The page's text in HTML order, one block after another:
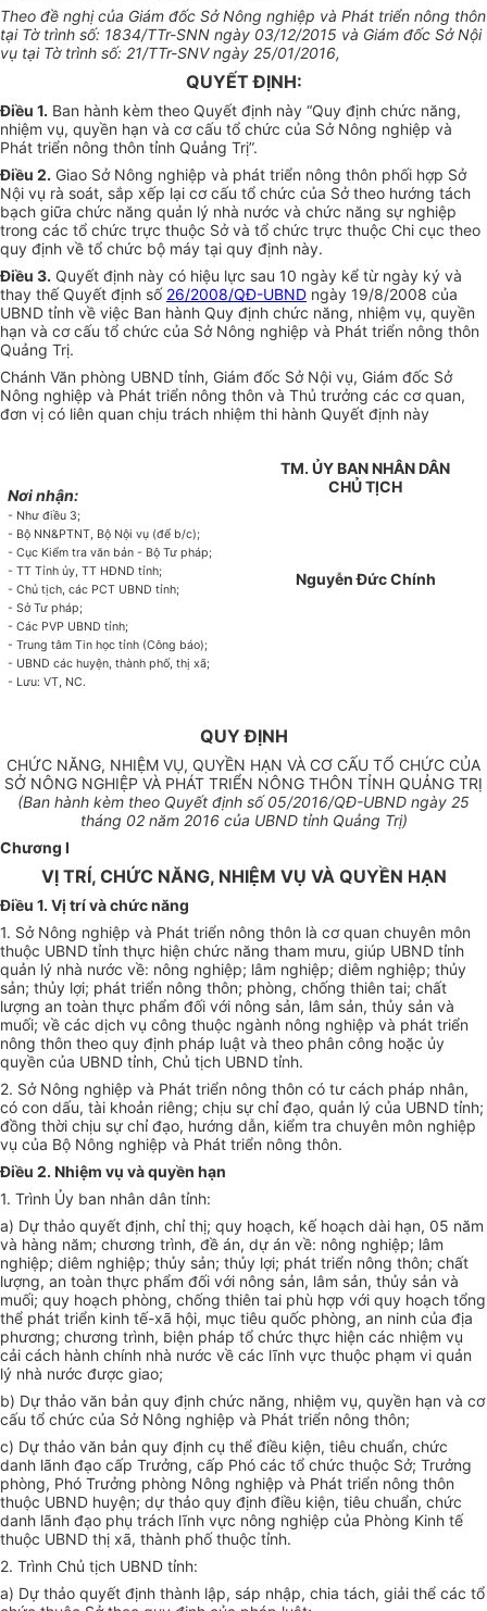
Theo đề nghị của Giám đốc Sở Nông nghiệp và Phát triển nông thôn
tại Tờ trình số: 1834/TTr-SNN ngày 03/12/2015 và Giám đốc Sở Nội
vụ tại Tờ trình số: 21/TTr-SNV ngày 25/01/2016,
QUYẾT ĐỊNH:
Điều 1. Ban hành kèm theo Quyết định này “Quy định chức năng,
nhiệm vụ, quyền hạn và cơ cấu tổ chức của Sở Nông nghiệp và
Phát triển nông thôn tỉnh Quảng Trị”.
Điều 2. Giao Sở Nông nghiệp và phát triển nông thôn phối hợp Sở
Nội vụ rà soát, sắp xếp lại cơ cấu tổ chức của Sở theo hướng tách
bạch giữa chức năng quản lý nhà nước và chức năng sự nghiệp
trong các tổ chức trực thuộc Sở và tổ chức trực thuộc Chi cục theo
quy định về tổ chức bộ máy tại quy định này.
Điều 3. Quyết định này có hiệu lực sau 10 ngày kể từ ngày ký và
thay thế Quyết định số 26/2008/QĐ-UBND ngày 19/8/2008 của
UBND tỉnh về việc Ban hành Quy định chức năng, nhiệm vụ, quyền
hạn và cơ cấu tổ chức của Sở Nông nghiệp và Phát triển nông thôn
Quảng Trị.
Chánh Văn phòng UBND tỉnh, Giám đốc Sở Nội vụ, Giám đốc Sở
Nông nghiệp và Phát triển nông thôn và Thủ trưởng các cơ quan,
đơn vị có liên quan chịu trách nhiệm thi hành Quyết định này
Nơi nhận:
- Như điều 3;
- Bộ NN&PTNT, Bộ Nội vụ (để b/c);
- Cục Kiểm travăn bản- Bộ Tư pháp;
- TT Tỉnh ủy, TT HĐND tỉnh;
- Chủ tịch, các PCT UBND tỉnh;
- Sở Tư pháp;
- Các PVP UBNDtỉnh;
- Trung tâm Tin học tỉnh (Công báo);
- UBND các huyện, thành phố, thị xã;
- Lưu: VT, NC.
TM. ỦY BAN NHÂN DÂN
CHỦ TỊCH
Nguyễn Đức Chính
QUY ĐỊNH
CHỨC NĂNG, NHIỆM VỤ, QUYỀN HẠN VÀ CƠ CẤU TỔ CHỨC CỦA
SỞ NÔNG NGHIỆP VÀ PHÁT TRIỂN NÔNG THÔN TỈNH QUẢNG TRỊ
(Ban hành kèm theo Quyết định số 05/2016/QĐ-UBND ngày 25
tháng 02 năm 2016 của UBNDtỉnh Quảng Trị)
Chương I
VỊ TRÍ, CHỨC NĂNG, NHIỆM VỤ VÀ QUYỀN HẠN
Điều 1. Vị trí và chức năng
1. Sở Nông nghiệp và Phát triển nông thôn là cơ quan chuyên môn
thuộc UBND tỉnh thực hiện chức năng tham mưu, giúp UBND tỉnh
quản lý nhà nước về: nông nghiệp; lâm nghiệp; diêm nghiệp; thủy
sản; thủy lợi; phát triển nông thôn; phòng, chống thiên tai; chất
lượng an toàn thực phẩm đối với nông sản, lâm sản, thủy sản và
muối; về các dịch vụ công thuộc ngành nông nghiệp và phát triển
nông thôn theo quy định pháp luật và theo phân công hoặc ủy
quyền của UBND tỉnh, Chủ tịch UBND tỉnh.
2. Sở Nông nghiệp và Phát triển nông thôn có tư cách pháp nhân,
có con dấu, tài khoản riêng; chịu sự chỉ đạo, quản lý của UBND tỉnh;
đồng thời chịu sự chỉ đạo, hướng dẫn, kiểm tra chuyên môn nghiệp
vụ của Bộ Nông nghiệp và Phát triển nông thôn.
Điều 2. Nhiệm vụ và quyền hạn
1. Trình Ủy ban nhân dân tỉnh:
a) Dự thảo quyết định, chỉ thị; quy hoạch, kế hoạch dài hạn, 05 năm
và hàng năm; chương trình, đề án, dự án về: nông nghiệp; lâm
nghiệp; diêm nghiệp; thủy sản; thủy lợi; phát triển nông thôn; chất
lượng, an toàn thực phẩm đối với nông sản, lâm sản, thủy sản và
muối; quy hoạch phòng, chống thiên tai phù hợp với quy hoạch tổng
thể phát triển kinh tế-xã hội, mục tiêu quốc phòng, an ninh của địa
phương; chương trình, biện pháp tổ chức thực hiện các nhiệm vụ
cải cách hành chính nhà nước về các lĩnh vực thuộc phạm vi quản
lý nhà nước được giao;
b) Dự thảo văn bản quy định chức năng, nhiệm vụ, quyền hạn và cơ
cấu tổ chức của Sở Nông nghiệp và Phát triển nông thôn;
c) Dự thảo văn bản quy định cụ thể điều kiện, tiêu chuẩn, chức
danh lãnh đạo cấp Trưởng, cấp Phó các tổ chức thuộc Sở; Trưởng
phòng, Phó Trưởng phòng Nông nghiệp và Phát triển nông thôn
thuộc UBND huyện; dự thảo quy định điều kiện, tiêu chuẩn, chức
danh lãnh đạo phụ trách lĩnh vực nông nghiệp của Phòng Kinh tế
thuộc UBND thị xã, thành phố thuộc tỉnh.
2. Trình Chủ tịch UBND tỉnh:
a) Dự thảo quyết định thành lập, sáp nhập, chia tách, giải thể các tổ